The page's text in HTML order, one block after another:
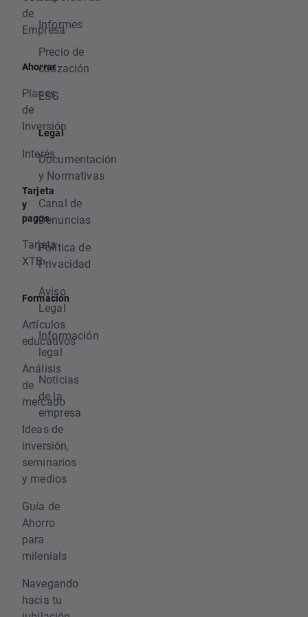
de
Empresa
Ahorrar
Planes
de
Inversión
Interés
Tarjeta
y
pagos
Tarjeta
XTB
Formación
Artículos
educativos
Análisis
de
mercado
Ideas de
inversión,
seminarios
y medios
Guía de
Ahorro
para
milenials
Navegando
hacia tu
Informes
Precio de
cotización
ESG
Legal
Documentación
y Normativas
Canal de
Denuncias
Política de
Privacidad
Aviso
Legal
Información
legal
Noticias
de la
empresa